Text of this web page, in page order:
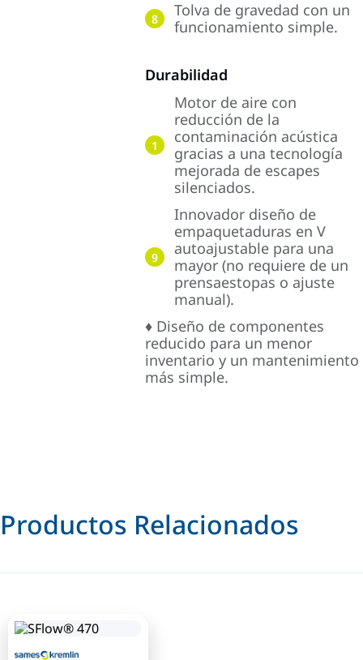
8
Tolva de gravedad con un
funcionamiento simple.
Durabilidad
1
Motor de aire con
reducción de la
contaminación acústica
gracias a una tecnología
mejorada de escapes
silenciados.
9
Innovador diseño de
empaquetaduras en V
autoajustable para una
mayor (no requiere de un
prensaestopas o ajuste
manual).
♦ Diseño de componentes
reducido para un menor
inventario y un mantenimiento
más simple.
Productos Relacionados